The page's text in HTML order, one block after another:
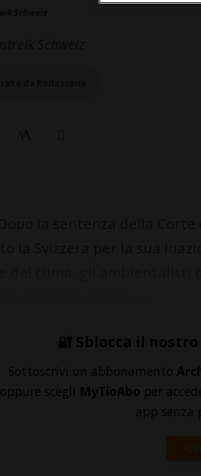
🔐 Sblocca il
Sottoscrivi un abbonamento
oppure scegli MyTioAbo per
app senza